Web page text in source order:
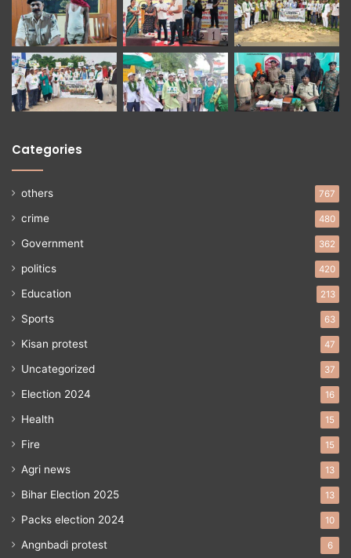
Categories
others 767
crime 480
Government 362
politics 420
Education 213
Sports 63
Kisan protest 47
Uncategorized 37
Election 2024 16
Health 15
Fire 15
Agri news 13
Bihar Election 2025 13
Packs election 2024 10
Angnbadi protest 6